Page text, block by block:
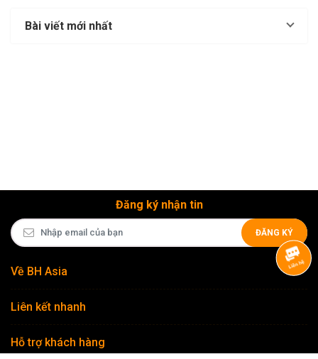
khách hàng khi mua
đến
Bài viết mới nhất
Đăng ký nhận tin
ĐĂNG KÝ
Về BH Asia
Liên kết nhanh
Hỗ trợ khách hàng